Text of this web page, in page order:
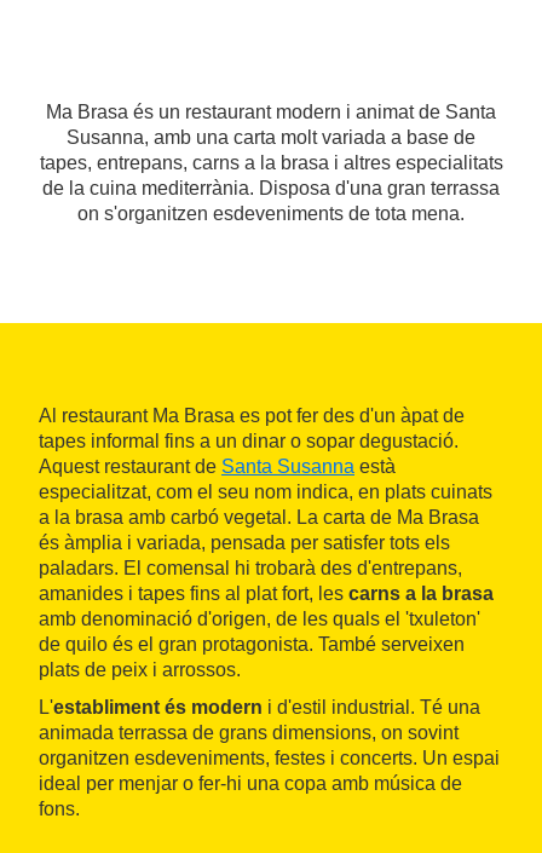
Ma Brasa és un restaurant modern i animat de Santa
Susanna, amb una carta molt variada a base de
tapes, entrepans, carns a la brasa i altres especialitats
de la cuina mediterrània. Disposa d'una gran terrassa
on s'organitzen esdeveniments de tota mena.
Al restaurant Ma Brasa es pot fer des d'un àpat de
tapes informal fins a un dinar o sopar degustació.
Aquest restaurant de Santa Susanna està
especialitzat, com el seu nom indica, en plats cuinats
a la brasa amb carbó vegetal. La carta de Ma Brasa
és àmplia i variada, pensada per satisfer tots els
paladars. El comensal hi trobarà des d'entrepans,
amanides i tapes fins al plat fort, les carns a la brasa
amb denominació d'origen, de les quals el 'txuleton'
de quilo és el gran protagonista. També serveixen
plats de peix i arrossos.
L'establiment és modern i d'estil industrial. Té una
animada terrassa de grans dimensions, on sovint
organitzen esdeveniments, festes i concerts. Un espai
ideal per menjar o fer-hi una copa amb música de
fons.